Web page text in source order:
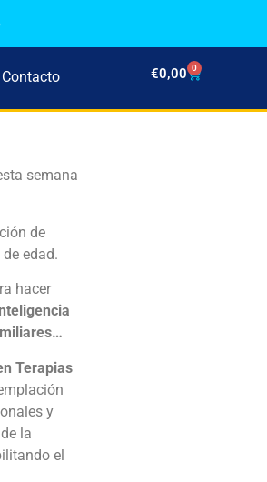
Contacto €0,00 0
semana
de
edad.
hacer
Terapias
y
la
el